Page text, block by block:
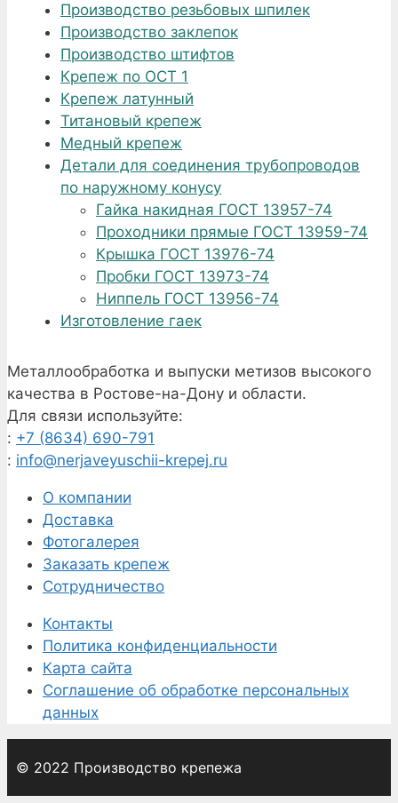
Производство резьбовых шпилек
Производство заклепок
Производство штифтов
Крепеж по ОСТ 1
Крепеж латунный
Титановый крепеж
Медный крепеж
Детали для соединения трубопроводов
по наружному конусу
Гайка накидная ГОСТ 13957-74
Проходники прямые ГОСТ 13959-74
Крышка ГОСТ 13976-74
Пробки ГОСТ 13973-74
Ниппель ГОСТ 13956-74
Изготовление гаек
Металлообработка и выпуски метизов высокого
качества в Ростове-на-Дону и области.
Для связи используйте:
: +7 (8634) 690-791
: info@nerjaveyuschii-krepej.ru
О компании
Доставка
Фотогалерея
Заказать крепеж
Сотрудничество
Контакты
Политика конфиденциальности
Карта сайта
Соглашение об обработке персональных
данных
© 2022 Производство крепежа